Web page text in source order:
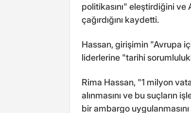
politikasını" eleştirdiğini
çağırdığını kaydetti.
Hassan, girişimin "Avrupa
liderlerine "tarihi
Rima Hassan, "1 milyon
alınmasını ve bu suçların
bir ambargo